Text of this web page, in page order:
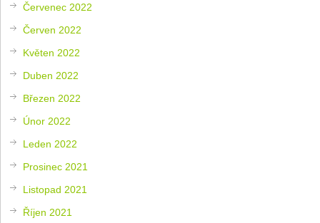
Červenec 2022
Červen 2022
Květen 2022
Duben 2022
Březen 2022
Únor 2022
Leden 2022
Prosinec 2021
Listopad 2021
Říjen 2021